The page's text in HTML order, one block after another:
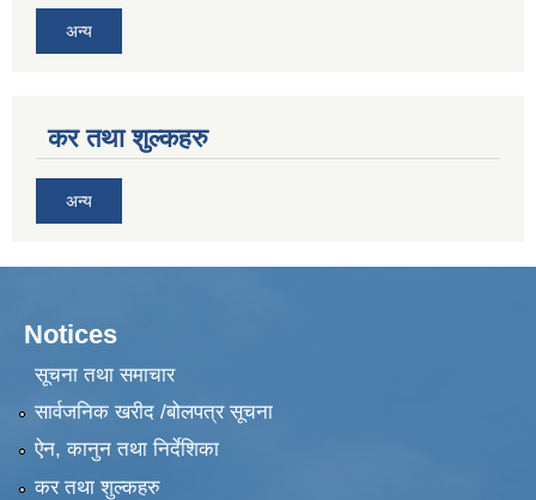
अन्य
कर तथा शुल्कहरु
अन्य
Notices
सूचना तथा समाचार
सार्वजनिक खरीद /बोलपत्र सूचना
ऐन, कानुन तथा निर्देशिका
कर तथा शुल्कहरु